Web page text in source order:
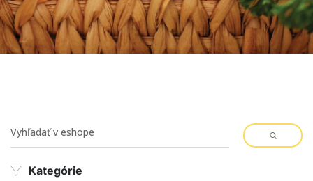
Kategórie